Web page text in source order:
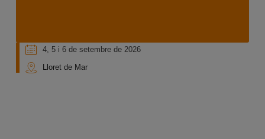
4, 5 i 6 de setembre de 2026
Lloret de Mar